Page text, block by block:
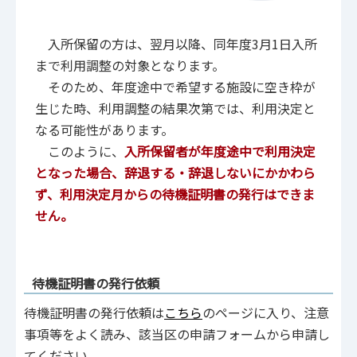
入所保留の方は、翌月以降、同年度3月1日入所
まで利用調整の対象となります。
そのため、年度途中で希望する施設に空き枠が
生じた時、利用調整の結果次第では、利用決定と
なる可能性があります。
このように、 入所保留者が年度途中で利用決定
となった場合、辞退する・辞退しないにかかわら
ず、利用決定月からの待機証明書の発行はできま
せん。
待機証明書の発行依頼
待機証明書の発行依頼はこちらのページに入り、注意
事項等をよく読み、該当区の申請フォームから申請し